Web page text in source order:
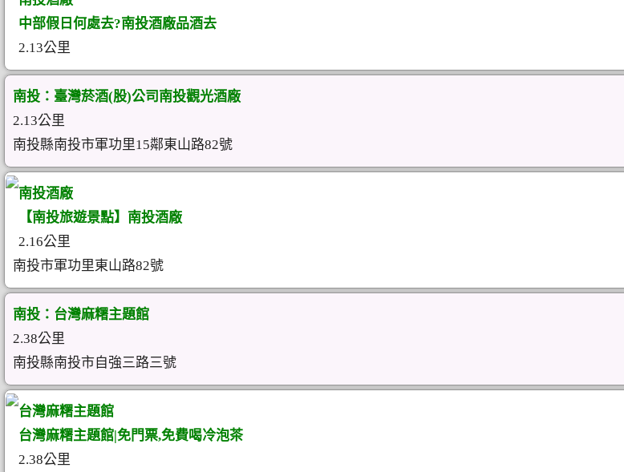
中部假日何處去?南投酒廠品酒去
2.13公里
南投：臺灣菸酒(股)公司南投觀光酒廠
2.13公里
南投縣南投市軍功里15鄰東山路82號
南投酒廠
【南投旅遊景點】南投酒廠
2.16公里
南投市軍功里東山路82號
南投：台灣麻糬主題館
2.38公里
南投縣南投市自強三路三號
台灣麻糬主題館
台灣麻糬主題館|免門票,免費喝冷泡茶
2.38公里